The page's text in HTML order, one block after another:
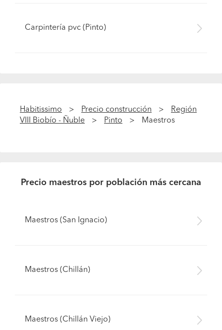
Carpintería pvc (Pinto)
Habitissimo Precio construcción
Región
VIII Biobío - Ñuble
Pinto Maestros
Precio maestros por población más cercana
Maestros (San Ignacio)
Maestros (Chillán)
Maestros (Chillán Viejo)